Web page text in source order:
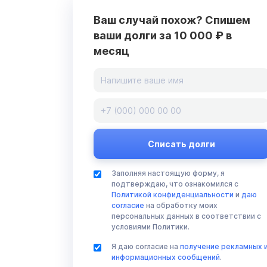
Ваш случай похож? Спишем
ваши долги за 10 000 ₽ в
месяц
Заполняя настоящую форму, я
подтверждаю, что ознакомился с
Политикой конфиденциальности и даю
согласие на обработку моих
персональных данных в соответствии с
условиями Политики.
Я даю согласие на получение рекламных
информационных сообщений.